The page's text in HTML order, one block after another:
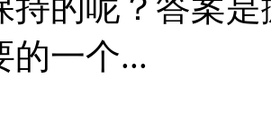
持的呢？答案
的一个...